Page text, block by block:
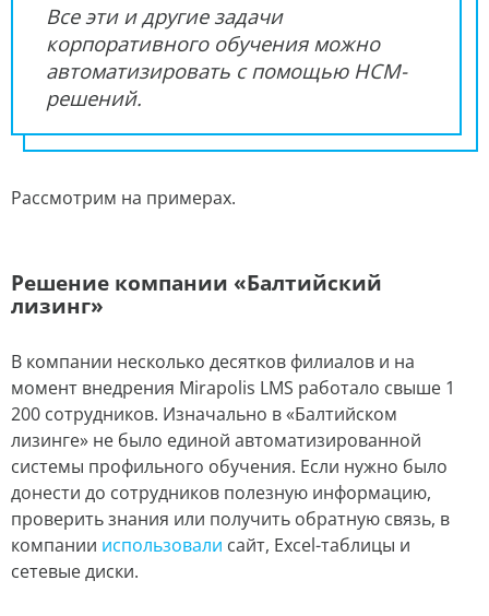
Все эти и другие задачи
корпоративного обучения можно
автоматизировать с помощью HCM-
решений.
Рассмотрим на примерах.
Решение компании «Балтийский
лизинг»
В компании несколько десятков филиалов и на
момент внедрения Mirapolis LMS работало свыше 1
200 сотрудников. Изначально в «Балтийском
лизинге» не было единой автоматизированной
системы профильного обучения. Если нужно было
донести до сотрудников полезную информацию,
проверить знания или получить обратную связь, в
компании использовали сайт, Excel-таблицы и
сетевые диски.